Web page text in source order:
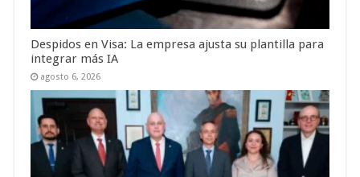
Despidos en Visa: La empresa ajusta su plantilla para
integrar más IA
agosto 6, 2026